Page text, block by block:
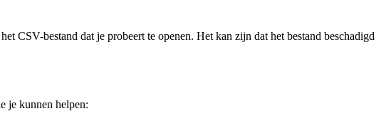
CSV-bestand dat je probeert te openen. Het kan zijn dat het bestand beschadigd
je kunnen helpen: